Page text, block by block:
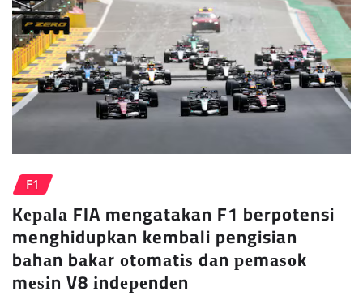
F1
Kераlа FIA mengatakan F1 berpotensi
menghidupkan kembali pengisian
bаhаn bаkаr оtоmаtіѕ dаn реmаѕоk
mеѕіn V8 іndереndеn